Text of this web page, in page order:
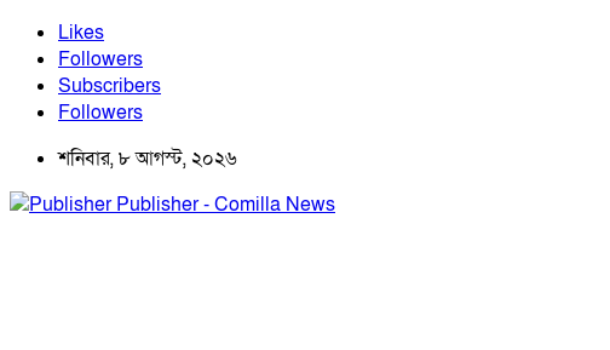
Likes
Followers
Subscribers
Followers
শনিবার, ৮ আগস্ট, ২০২৬
Publisher - Comilla News